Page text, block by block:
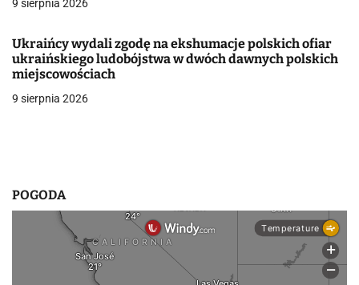
i
s
9 sierpnia 2026
Ukraińcy wydali zgodę na ekshumacje polskich ofiar
ukraińskiego ludobójstwa w dwóch dawnych polskich
miejscowościach
9 sierpnia 2026
POGODA